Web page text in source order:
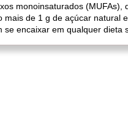
monoinsaturados
de 1 g de açúcar
encaixar em qualquer dieta